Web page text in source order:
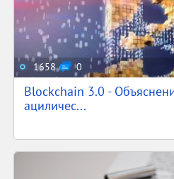
1658 0
Blockchain 3.0 -
ациличес...